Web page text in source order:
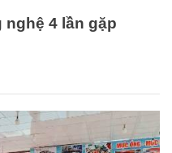
nghệ 4 lần gặp